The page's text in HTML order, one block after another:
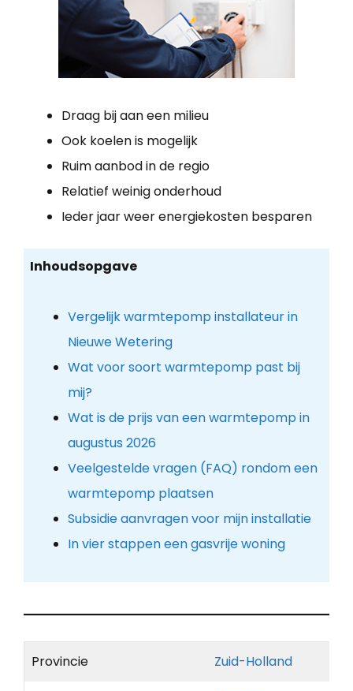
Draag bij aan een milieu
Ook koelen is mogelijk
Ruim aanbod in de regio
Relatief weinig onderhoud
Ieder jaar weer energiekosten besparen
Inhoudsopgave
Vergelijk warmtepomp installateur in
Nieuwe Wetering
Wat voor soort warmtepomp past bij
mij?
Wat is de prijs van een warmtepomp in
augustus 2026
Veelgestelde vragen (FAQ) rondom een
warmtepomp plaatsen
Subsidie aanvragen voor mijn installatie
In vier stappen een gasvrije woning
Provincie Zuid-Holland